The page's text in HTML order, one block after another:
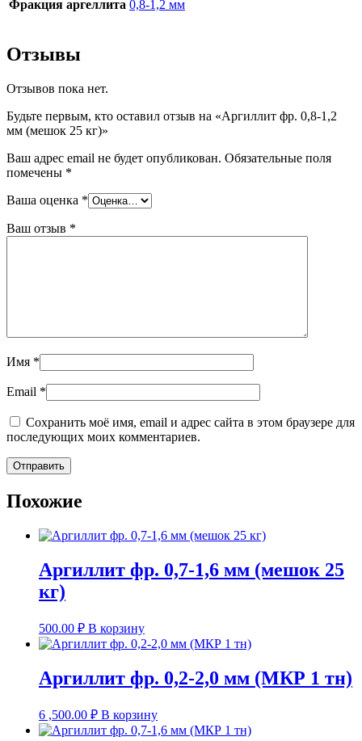
Фракция аргеллита 0,8-1,2 мм
Отзывы
Отзывов пока нет.
Будьте первым, кто оставил отзыв на «Аргиллит фр. 0,8-1,2
мм (мешок 25 кг)»
Ваш адрес email не будет опубликован. Обязательные поля
помечены *
Ваша оценка *
Ваш отзыв *
Имя *
Email *
Сохранить моё имя, email и адрес сайта в этом браузере для
последующих моих комментариев.
Похожие
Аргиллит фр. 0,7-1,6 мм (мешок 25
кг)
500.00 ₽ В корзину
Аргиллит фр. 0,2-2,0 мм (МКР 1 тн)
6 ,500.00 ₽ В корзину